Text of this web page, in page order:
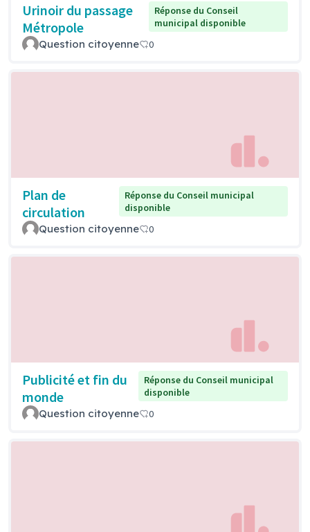
Urinoir du passage
Métropole
Réponse du Conseil
municipal disponible
Question citoyenne 0
Plan de
circulation
Réponse du Conseil municipal
disponible
Question citoyenne 0
Publicité et fin du
monde
Réponse du Conseil municipal
disponible
Question citoyenne 0